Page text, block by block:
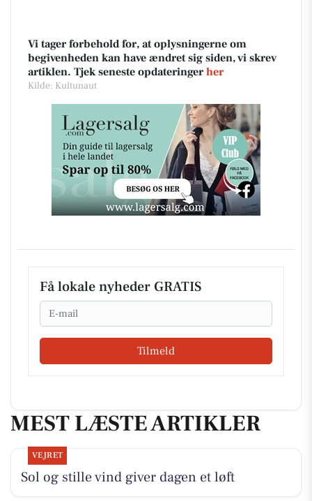
Vi tager forbehold for, at oplysningerne om
begivenheden kan have ændret sig siden, vi skrev
artiklen. Tjek seneste opdateringer her
Kilde: Kultunaut
Få lokale nyheder GRATIS
Email
Tilmeld
MEST LÆSTE ARTIKLER
VEJRET
Sol og stille vind giver dagen et løft